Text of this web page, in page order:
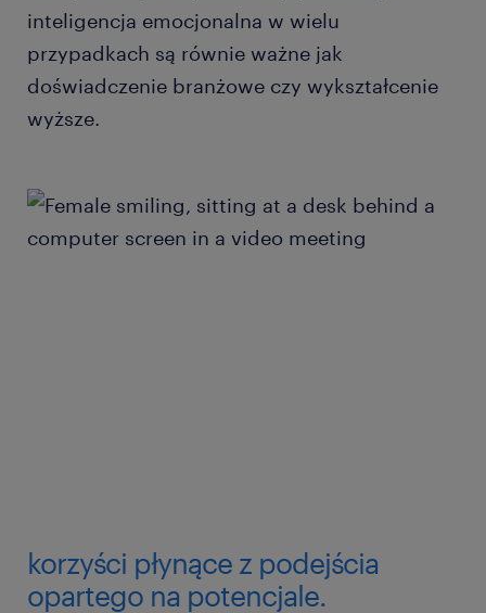
inteligencja emocjonalna w wielu
przypadkach są równie ważne jak
doświadczenie branżowe czy wykształcenie
wyższe.
korzyści płynące z podejścia
opartego na potencjale.